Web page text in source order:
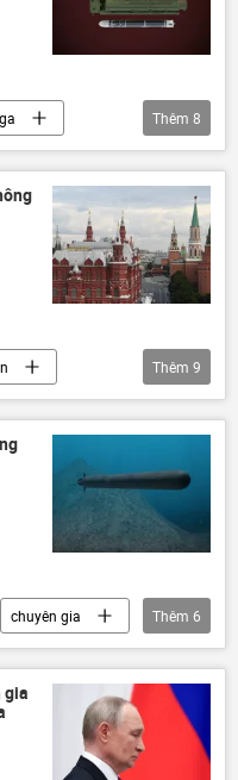
Quân sự
Thêm 8
Hoa Kỳ
Thêm 9
chuyên gia
Quân sự
Thêm 6
gia